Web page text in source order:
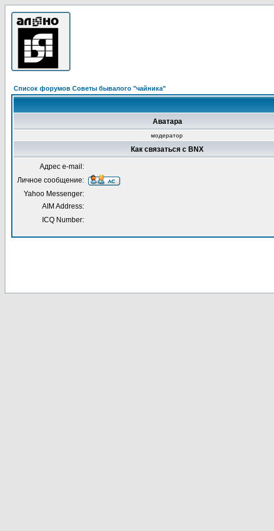
Список форумов Советы бывалого "чайника"
Аватара
модератор
Как связаться с BNX
Адрес e-mail:
Личное сообщение:
Yahoo Messenger:
AIM Address:
ICQ Number: